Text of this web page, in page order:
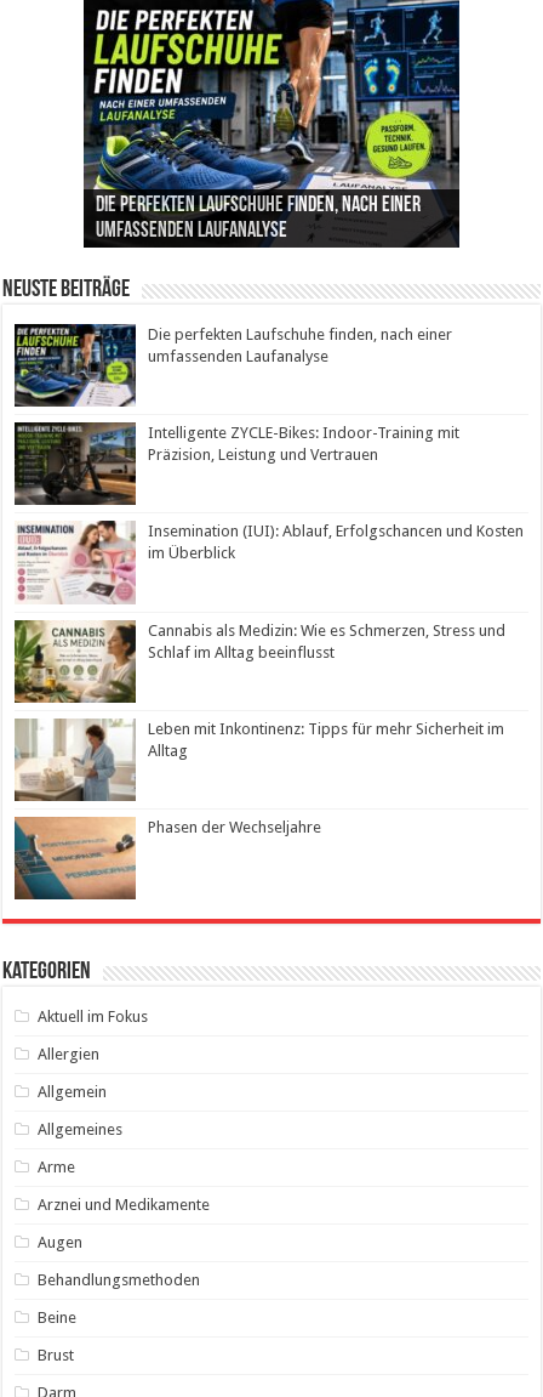
Die perfekten Laufschuhe finden, nach einer
umfassenden Laufanalyse
Intelligente ZYCLE-Bikes: Indoor-Training mit
Präzision, Leistung und Vertrauen
Insemination (IUI): Ablauf, Erfolgschancen und
Kosten im Überblick
Cannabis als Medizin: Wie es Schmerzen, Stress
und Schlaf im Alltag beeinflusst
Leben mit Inkontinenz: Tipps für mehr
Sicherheit im Alltag
Neuste Beiträge
Die perfekten Laufschuhe finden, nach einer
umfassenden Laufanalyse
Intelligente ZYCLE-Bikes: Indoor-Training mit
Präzision, Leistung und Vertrauen
Insemination (IUI): Ablauf, Erfolgschancen und Kosten
im Überblick
Cannabis als Medizin: Wie es Schmerzen, Stress und
Schlaf im Alltag beeinflusst
Leben mit Inkontinenz: Tipps für mehr Sicherheit im
Alltag
Phasen der Wechseljahre
Kategorien
Aktuell im Fokus
Allergien
Allgemein
Allgemeines
Arme
Arznei und Medikamente
Augen
Behandlungsmethoden
Beine
Brust
Darm